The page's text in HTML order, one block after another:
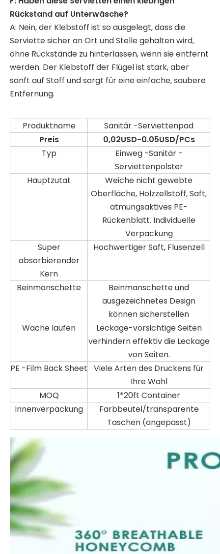
Rückstand auf Unterwäsche?
A: Nein, der Klebstoff ist so ausgelegt, dass die
Serviette sicher an Ort und Stelle gehalten wird,
ohne Rückstände zu hinterlassen, wenn sie entfernt
werden. Der Klebstoff der Flügel ist stark, aber
sanft auf Stoff und sorgt für eine einfache, saubere
Entfernung.
Produktname
Sanitär -Serviettenpad
Preis
0,02USD-0.05USD/PCs
Typ
Einweg -Sanitär -
Serviettenpolster
Hauptzutat
Weiche nicht gewebte
Oberfläche, Holzzellstoff, Saft,
atmungsaktives PE-
Rückenblatt. Individuelle
Verpackung
Super
absorbierender
Kern
Hochwertiger Saft, Flusenzell
Beinmanschette
Beinmanschette und
ausgezeichnetes Design
können sicherstellen
Wache laufen
Leckage-vorsichtige Seiten
verhindern effektiv die Leckage
von Seiten.
PE -Film Back Sheet
Viele Arten des Druckens für
Ihre Wahl
MOQ
1*20ft Container
Innenverpackung
Farbbeutel/transparente
Taschen (angepasst)